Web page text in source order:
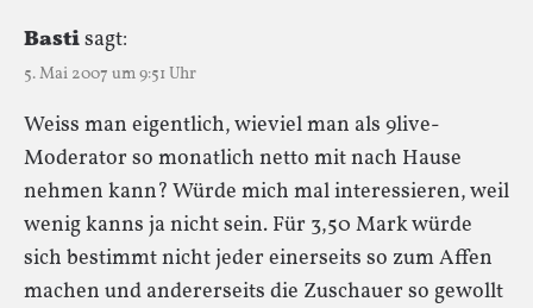
Bastisagt:
5. Mai 2007 um 9:51 Uhr
Weiss man eigentlich, wieviel man als 9live-
Moderator so monatlich netto mit nach Hause
nehmen kann? Würde mich mal interessieren, weil
wenig kanns ja nicht sein. Für 3,50 Mark würde
sich bestimmt nicht jeder einerseits so zum Affen
machen und andererseits die Zuschauer so gewollt